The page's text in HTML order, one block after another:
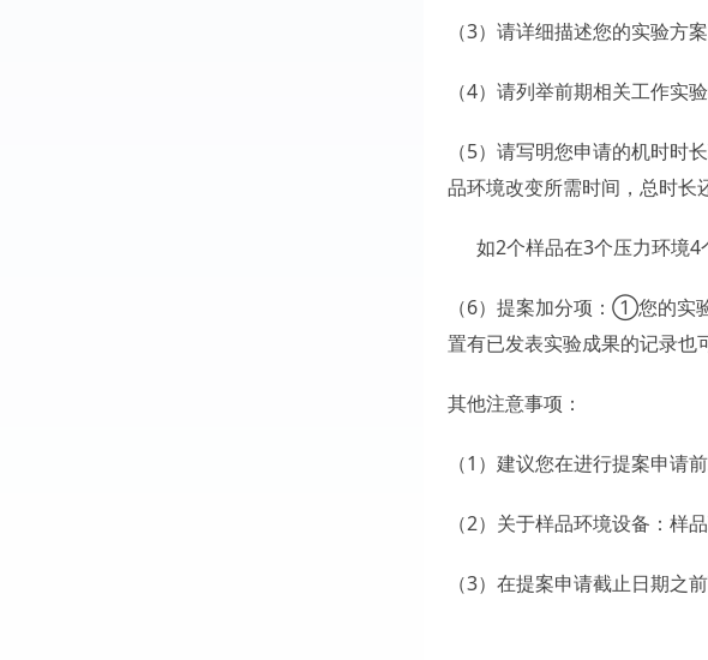
（3）请详细描述您的实验方
（4）请列举前期相关工作实
（5）请写明您申请的机时
品环境改变所需时间，总时长
如2个样品在3个压力环境4
（6）提案加分项：①您的实
置有已发表实验成果的记录也
其他注意事项：
（1）建议您在进行提案申请
（2）关于样品环境设备：样
（3）在提案申请截止日期之